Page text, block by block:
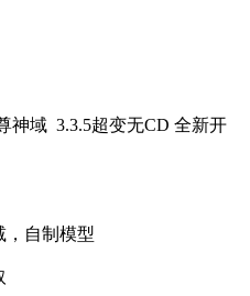
变无CD 全新开
，自制模型